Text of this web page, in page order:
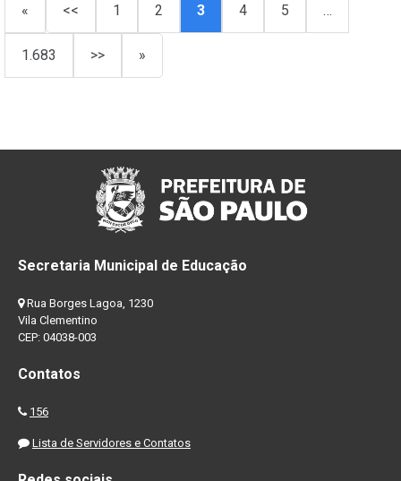
« << 1 2 3 4 5 …
1.683 >> »
Secretaria Municipal de Educação
Rua Borges Lagoa, 1230
Vila Clementino
CEP: 04038-003
Contatos
156
Lista de Servidores e Contatos